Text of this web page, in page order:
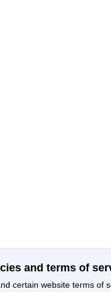
and terms of
certain website terms of